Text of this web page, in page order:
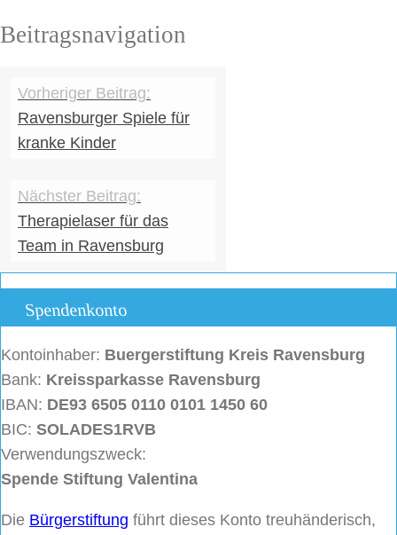
Beitragsnavigation
Ravensburger Spiele für
kranke Kinder
Therapielaser für das
Team in Ravensburg
Spendenkonto
Kontoinhaber: Buergerstiftung Kreis Ravensburg
Bank: Kreissparkasse Ravensburg
IBAN: DE93 6505 0110 0101 1450 60
BIC: SOLADES1RVB
Verwendungszweck:
Spende Stiftung Valentina
Die Bürgerstiftung führt dieses Konto treuhänderisch,